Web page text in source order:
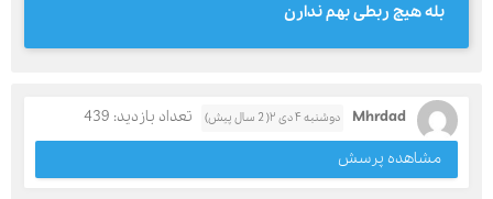
بله هیچ ربطی بهم ندارن
Mhrdad دوشنبه ۴ دی ۲( 2 سال پیش)
تعداد بازدید: 439
مشاهده پرسش